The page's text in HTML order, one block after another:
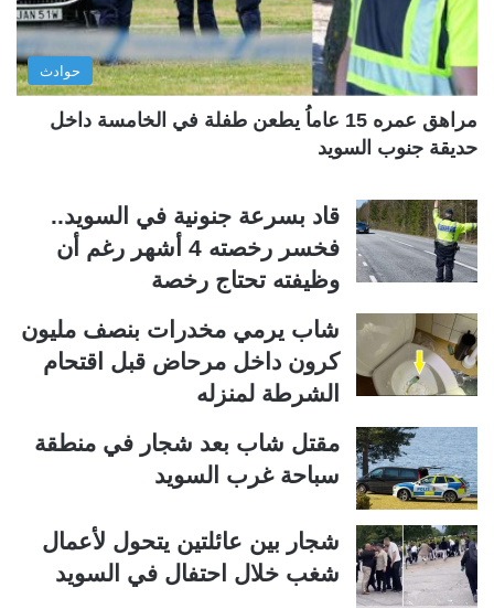
ب
ق
ة
ل
ة
حوادث
مراهق عمره 15 عاماُ يطعن طفلة في الخامسة داخل
حديقة جنوب السويد
قاد بسرعة جنونية في السويد..
فخسر رخصته 4 أشهر رغم أن
وظيفته تحتاج رخصة
شاب يرمي مخدرات بنصف مليون
كرون داخل مرحاض قبل اقتحام
الشرطة لمنزله
مقتل شاب بعد شجار في منطقة
سباحة غرب السويد
شجار بين عائلتين يتحول لأعمال
شغب خلال احتفال في السويد